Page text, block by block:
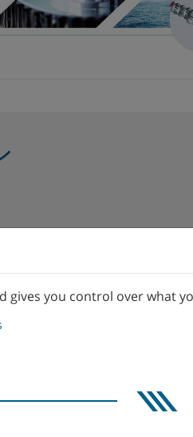
カーが多いのは、決して偶
のマシニングセンターは、世
は、長年にわたる経験を活
います。<br/> <br/>
各分野に
gives you control over what